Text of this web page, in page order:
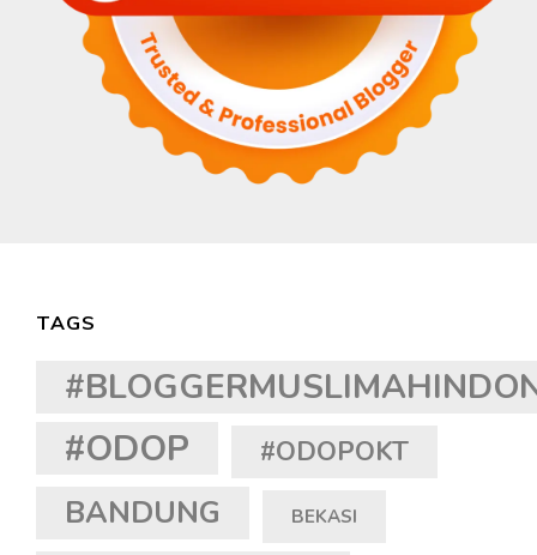
TAGS
#ODOP #ODOPOKT
BANDUNG BEKASI